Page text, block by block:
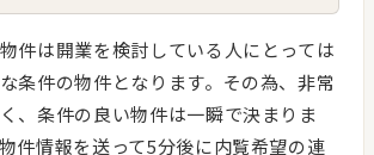
件は開業を検討している人にとっては
条件の物件となります。その為、非常
、条件の良い物件は一瞬で決まりま
件情報を送って5分後に内覧希望の連